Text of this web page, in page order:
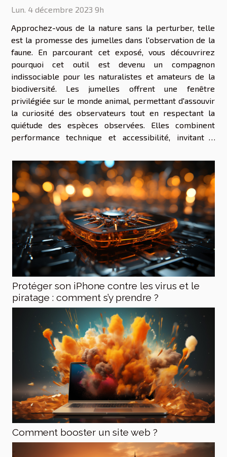
Lun. 4 décembre 2023 9h
Approchez-vous de la nature sans la perturber, telle
est la promesse des jumelles dans l'observation de la
faune. En parcourant cet exposé, vous découvrirez
pourquoi cet outil est devenu un compagnon
indissociable pour les naturalistes et amateurs de la
biodiversité. Les jumelles offrent une fenêtre
privilégiée sur le monde animal, permettant d'assouvir
la curiosité des observateurs tout en respectant la
quiétude des espèces observées. Elles combinent
performance technique et accessibilité, invitant à
explorant cet écrit, vous...
Protéger son iPhone contre les virus et le
piratage : comment s’y prendre ?
Comment booster un site web ?